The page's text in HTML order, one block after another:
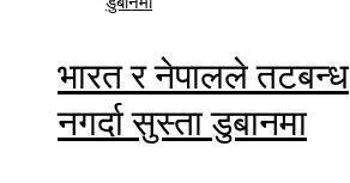
भारत र नेपालले तटबन्ध
नगर्दा सुस्ता डुबानमा